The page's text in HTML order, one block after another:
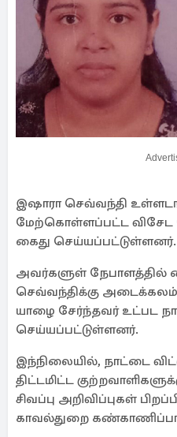
இஷாரா செவ்வந்தி
மேற்கொள்ளப்பட்ட
கைது செய்யப்பட்டுள்ளனர்.
அவர்களுள் நேபாளத்தில்
செவ்வந்திக்கு அடைக்கலம்
யாழை சேர்ந்தவர் உட்பட
செய்யப்பட்டுள்ளனர்.
இந்நிலையில், நாட்டை
திட்டமிட்ட
சிவப்பு அறிவிப்புகள்
காவல்துறை